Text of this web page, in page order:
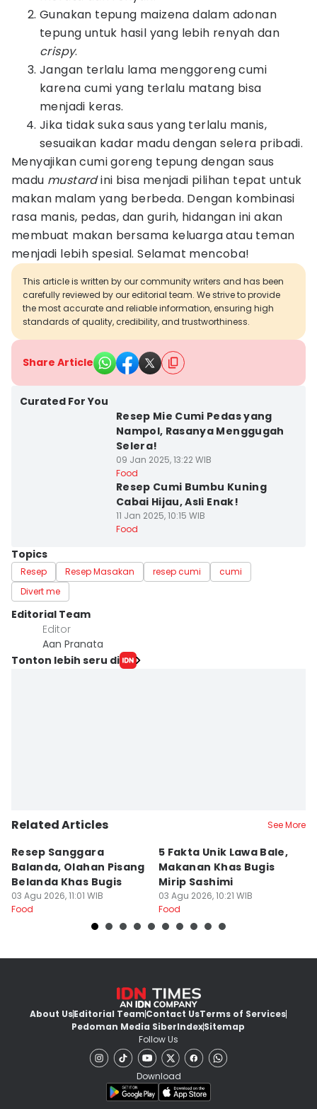
Gunakan tepung maizena dalam adonan
tepung untuk hasil yang lebih renyah dan
crispy.
Jangan terlalu lama menggoreng cumi
karena cumi yang terlalu matang bisa
menjadi keras.
Jika tidak suka saus yang terlalu manis,
sesuaikan kadar madu dengan selera pribadi.
Menyajikan cumi goreng tepung dengan saus
madu mustardini bisa menjadi pilihan tepat untuk
makan malam yang berbeda. Dengan kombinasi
rasa manis, pedas, dan gurih, hidangan ini akan
membuat makan bersama keluarga atau teman
menjadi lebih spesial. Selamat mencoba!
This article is written by our community writers and has been
carefully reviewed by our editorial team. We strive to provide
the most accurate and reliable information, ensuring high
standards of quality, credibility, and trustworthiness.
Share Article
Curated For You
Resep Mie Cumi Pedas yang
Nampol, Rasanya Menggugah
Selera!
09 Jan 2025, 13:22 WIB
Food
Resep Cumi Bumbu Kuning
Cabai Hijau, Asli Enak!
11 Jan 2025, 10:15 WIB
Food
Topics
Resep Resep Masakan resep cumi
cumi
Divert me
Editorial Team
Editor
Aan Pranata
Tonton lebih seru di
Related Articles See More
Resep Sanggara
Balanda, Olahan Pisang
Belanda Khas Bugis
03 Agu 2026, 11:01 WIB
Food
5 Fakta Unik Lawa Bale,
Makanan Khas Bugis
Mirip Sashimi
03 Agu 2026, 10:21 WIB
Food
About UsEditorial TeamContact UsTerms of Services
Pedoman Media SiberIndexSitemap
Follow Us
Download